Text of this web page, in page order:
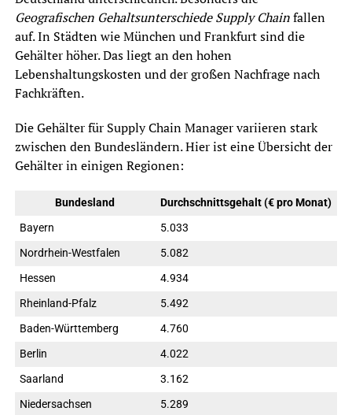
Geografischen Gehaltsunterschiede Supply Chainfallen
auf. In Städten wie München und Frankfurt sind die
Gehälter höher. Das liegt an den hohen
Lebenshaltungskosten und der großen Nachfrage nach
Fachkräften.
Die Gehälter für Supply Chain Manager variieren stark
zwischen den Bundesländern. Hier ist eine Übersicht der
Gehälter in einigen Regionen:
Bundesland
Durchschnittsgehalt (€ pro Monat)
Bayern
5.033
Nordrhein-Westfalen
5.082
Hessen
4.934
Rheinland-Pfalz
5.492
Baden-Württemberg
4.760
Berlin
4.022
Saarland
3.162
Niedersachsen
5.289